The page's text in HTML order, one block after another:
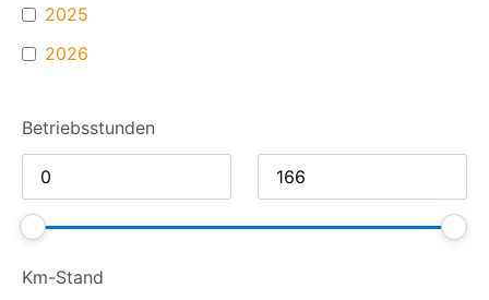
2025
2026
Betriebsstunden
Km-Stand